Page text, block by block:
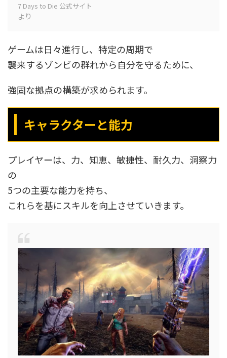
7 Days to Die 公式サイト
より
ゲームは日々進行し、特定の周期で
襲来するゾンビの群れから自分を守るために、
強固な拠点の構築が求められます。
キャラクターと能力
プレイヤーは、力、知恵、敏捷性、耐久力、洞察力
の
5つの主要な能力を持ち、
これらを基にスキルを向上させていきます。